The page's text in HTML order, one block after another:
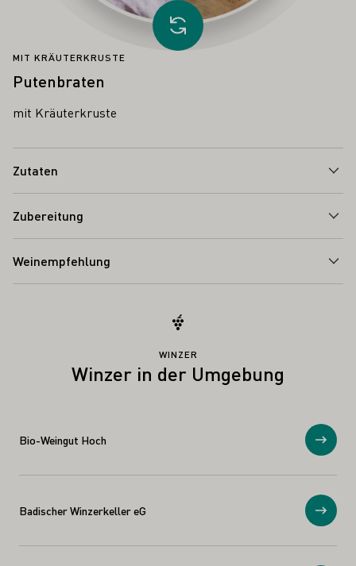
MIT KRÄUTERKRUSTE
Putenbraten
mit Kräuterkruste
Zutaten
Zubereitung
Weinempfehlung
Anderes Rezept laden
WINZER
Winzer in der Umgebung
Bio-Weingut Hoch
Badischer Winzerkeller eG